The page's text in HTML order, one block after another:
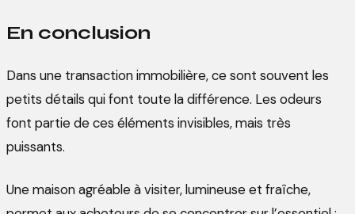
En conclusion
Dans une transaction immobilière, ce sont souvent les
petits détails qui font toute la différence. Les odeurs
font partie de ces éléments invisibles, mais très
puissants.
Une maison agréable à visiter, lumineuse et fraîche,